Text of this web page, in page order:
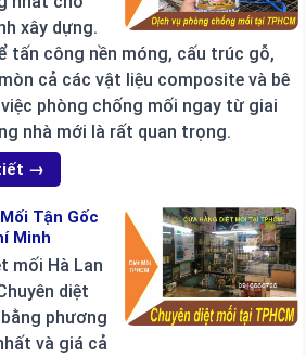
xây dựng.
tấn công nền móng, cấu trúc gỗ,
cả các vật liệu composite và bê
phòng chống mối ngay từ giai
nhà mới là rất quan trọng.
→
Tận Gốc
Minh
mối Hà Lan
diệt
phương
và giá cả